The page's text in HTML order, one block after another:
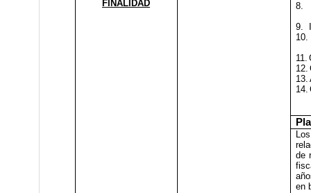
FINALIDAD
8.
9.
10.
11.
12.
13.
14.
de
en